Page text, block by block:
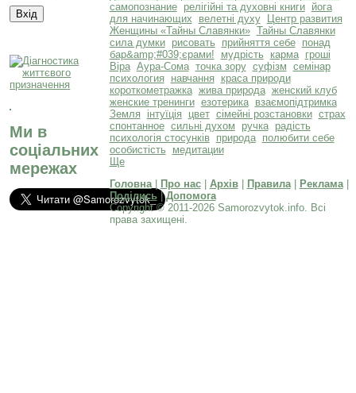
Ми в
соціальних
мережах
самопознание
релігійні та духовні книги
йога
для начинающих
велетні духу
Центр развития
Женщины «Тайны Славянки» Тайны Славянки
сила думки
рисовать прийняття себе
понад
бар&amp;#039;єрами!
мудрість карма
гроші
Віра Аура-Сома точка зору суфізм семінар
психология
навчання
краса природи
короткометражка жива природа женский клуб
женские тренинги езотерика
взаємопідтримка
Земля
інтуїція цвет сімейні розстановки страх
спонтанное сильні духом ручка
радість
психологія стосунків
природа
полюбити себе
особистість
медитации
Ще
Головна| Про нас| Архів| Правила| Реклама|
Поділись|Допомога
Copyright © 2011-2026 Samorozvytok.info. Всі
права захищені.